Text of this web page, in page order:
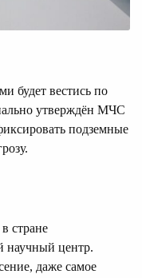
будет вестись по
утверждён МЧС
подземные
стране
научный центр.
даже самое